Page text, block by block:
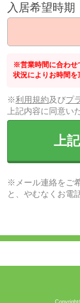
入居希望時期
※営業時間に合わせ
状況によりお時間を
※利用規約及びプ
上記内容に同意い
上
※メール連絡をご
と、やむなくお電